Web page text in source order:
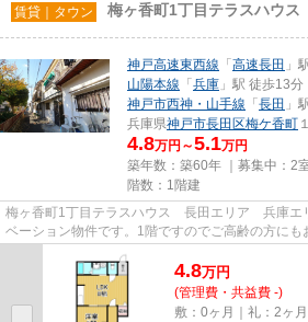
賃貸｜タウン 梅ヶ香町1丁目テラスハウス
神戸高速東西線 「 高速長田 」
山陽本線 「 兵庫 」駅 徒歩13分
神戸市西神・山手線 「 長田 」
兵庫県神戸市長田区梅ケ香町
4.8万円～5.1万円
築年数：築60年 ｜募集中： 2
階数：1階建
梅ヶ香町1丁目テラスハウス 長田エリア 兵庫エ
ベーション物件です。1階ですのでご高齢の方にも
4.8万円
(管理費・共益費 -)
敷：0ヶ月｜礼：2ヶ月